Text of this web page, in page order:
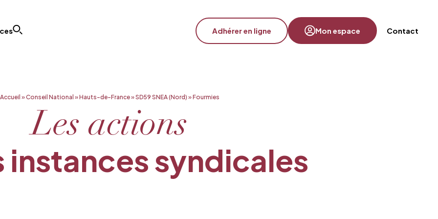
Adhérer en ligne Mon espace Contact
Accueil »Conseil National »Hauts-de-France»SD59 SNEA (Nord) »Fourmies
Les actions
instances syndicales